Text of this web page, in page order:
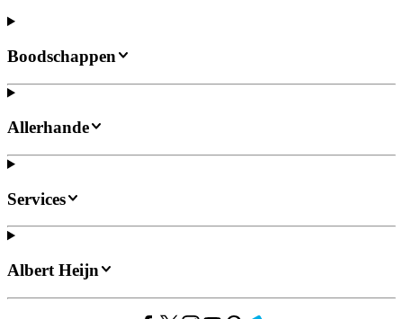
Boodschappen
Allerhande
Services
Albert Heijn